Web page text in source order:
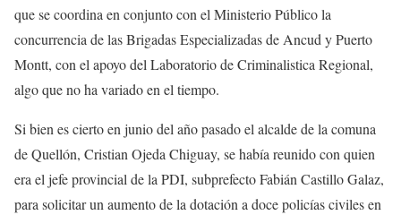
que se coordina en conjunto con el Ministerio Público la
concurrencia de las Brigadas Especializadas de Ancud y Puerto
Montt, con el apoyo del Laboratorio de Criminalistica Regional,
algo que no ha variado en el tiempo.
Si bien es cierto en junio del año pasado el alcalde de la comuna
de Quellón, Cristian Ojeda Chiguay, se había reunido con quien
era el jefe provincial de la PDI, subprefecto Fabián Castillo Galaz,
para solicitar un aumento de la dotación a doce policías civiles en